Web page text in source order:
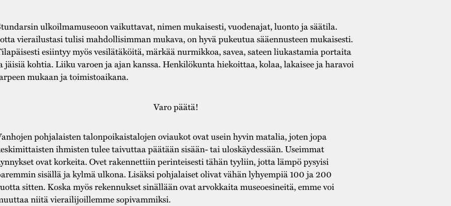
ulkoilmamuseoon vaikuttavat, nimen mukaisesti, vuodenajat, luonto ja säätila.
vierailustasi tulisi mahdollisimman mukava, on hyvä pukeutua sääennusteen mukaisesti.
esiintyy myös vesilätäköitä, märkää nurmikkoa, savea, sateen liukastamia portaita
jäisiä kohtia. Liiku varoen ja ajan kanssa. Henkilökunta hiekoittaa, kolaa, lakaisee ja haravoi
mukaan ja toimistoaikana.
Varo päätä!
pohjalaisten talonpoikaistalojen oviaukot ovat usein hyvin matalia, joten jopa
ihmisten tulee taivuttaa päätään sisään- tai uloskäydessään. Useimmat
ovat korkeita. Ovet rakennettiin perinteisesti tähän tyyliin, jotta lämpö pysyisi
sisällä ja kylmä ulkona. Lisäksi pohjalaiset olivat vähän lyhyempiä 100 ja 200
sitten. Koska myös rekennukset sinällään ovat arvokkaita museoesineitä, emme voi
niitä vierailijoillemme sopivammiksi.